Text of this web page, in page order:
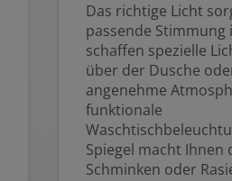
Das richtige Licht
passende Stimmung
schaffen spezielle
über der Dusche
angenehme
funktionale
Spiegel macht Ihnen
Schminken oder